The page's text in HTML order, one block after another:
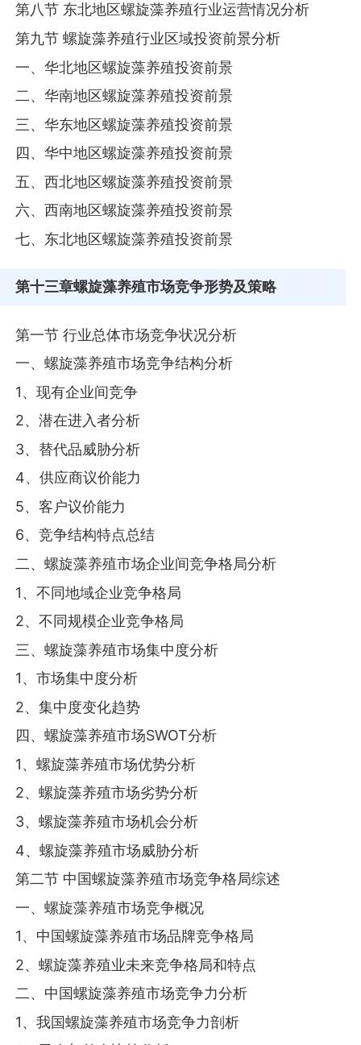
第八节 东北地区螺旋藻养殖行业运营情况分析
第九节 螺旋藻养殖行业区域投资前景分析
一、华北地区螺旋藻养殖投资前景
二、华南地区螺旋藻养殖投资前景
三、华东地区螺旋藻养殖投资前景
四、华中地区螺旋藻养殖投资前景
五、西北地区螺旋藻养殖投资前景
六、西南地区螺旋藻养殖投资前景
七、东北地区螺旋藻养殖投资前景
第十三章螺旋藻养殖市场竞争形势及策略
第一节 行业总体市场竞争状况分析
一、螺旋藻养殖市场竞争结构分析
1、现有企业间竞争
2、潜在进入者分析
3、替代品威胁分析
4、供应商议价能力
5、客户议价能力
6、竞争结构特点总结
二、螺旋藻养殖市场企业间竞争格局分析
1、不同地域企业竞争格局
2、不同规模企业竞争格局
三、螺旋藻养殖市场集中度分析
1、市场集中度分析
2、集中度变化趋势
四、螺旋藻养殖市场SWOT分析
1、螺旋藻养殖市场优势分析
2、螺旋藻养殖市场劣势分析
3、螺旋藻养殖市场机会分析
4、螺旋藻养殖市场威胁分析
第二节 中国螺旋藻养殖市场竞争格局综述
一、螺旋藻养殖市场竞争概况
1、中国螺旋藻养殖市场品牌竞争格局
2、螺旋藻养殖业未来竞争格局和特点
二、中国螺旋藻养殖市场竞争力分析
1、我国螺旋藻养殖市场竞争力剖析